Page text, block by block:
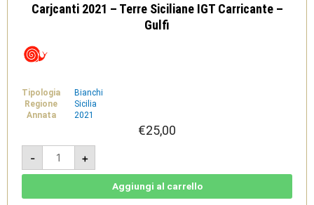
Carjcanti 2021 – Terre Siciliane IGT Carricante –
Gulfi
Tipologia
Bianchi
Regione
Sicilia
Annata
2021
€25,00
-
Carjcanti
2021
-
Terre
+
Aggiungi al carrello